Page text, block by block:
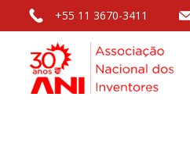
+55 11 3670-3411